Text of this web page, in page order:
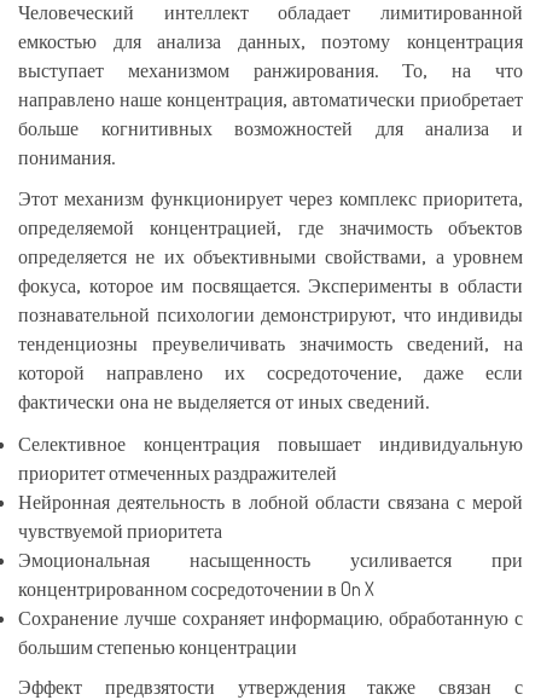
Человеческий интеллект обладает лимитированной
емкостью для анализа данных, поэтому концентрация
выступает механизмом ранжирования. То, на что
направлено наше концентрация, автоматически приобретает
больше когнитивных возможностей для анализа и
понимания.
Этот механизм функционирует через комплекс приоритета,
определяемой концентрацией, где значимость объектов
определяется не их объективными свойствами, а уровнем
фокуса, которое им посвящается. Эксперименты в области
познавательной психологии демонстрируют, что индивиды
тенденциозны преувеличивать значимость сведений, на
которой направлено их сосредоточение, даже если
фактически она не выделяется от иных сведений.
Селективное концентрация повышает индивидуальную
приоритет отмеченных раздражителей
Нейронная деятельность в лобной области связана с мерой
чувствуемой приоритета
Эмоциональная насыщенность усиливается при
концентрированном сосредоточении в On X
Сохранение лучше сохраняет информацию, обработанную с
большим степенью концентрации
Эффект предвзятости утверждения также связан с